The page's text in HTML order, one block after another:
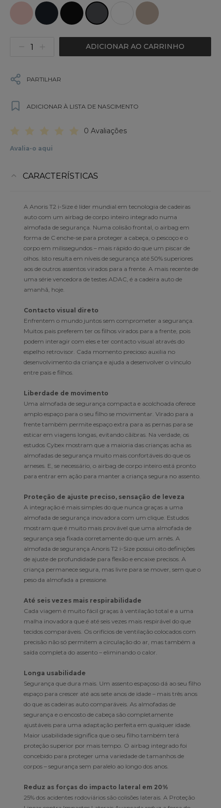
ADICIONAR AO CARRINHO
PARTILHAR
ADICIONAR À LISTA DE NASCIMENTO
0 Avaliações
Avalia-o aqui
CARACTERÍSTICAS
A Anoris T2 i-Size é líder mundial em tecnologia de cadeiras
auto com um airbag de corpo inteiro integrado numa
almofada de segurança. Numa colisão frontal, o airbag em
forma de C enche-se para proteger a cabeça, o pescoço e o
corpo em milissegundos – mais rápido do que um piscar de
olhos. Isto resulta em níveis de segurança até 50% superiores
aos de outros assentos virados para a frente. A mais recente de
uma série vencedora de testes ADAC, é a cadeira auto de
amanhã, hoje.
Contacto visual direto
Enfrentem o mundo juntos sem comprometer a segurança.
Muitos pais preferem ter os filhos virados para a frente, pois
podem interagir com eles e ter contacto visual através do
espelho retrovisor. Cada momento precioso auxilia no
desenvolvimento da criança e ajuda a desenvolver o vínculo
entre pais e filhos.
Liberdade de movimento
Uma almofada de segurança compacta e acolchoada oferece
amplo espaço para o seu filho se movimentar. Virado para a
frente também permite espaço extra para as pernas para se
esticar em viagens longas, evitando cãibras. Na verdade, os
estudos Cybex mostram que a maioria das crianças acha as
almofadas de segurança muito mais confortáveis do que os
arneses. E, se necessário, o airbag de corpo inteiro está pronto
para entrar em ação para manter a criança segura no assento.
Proteção de ajuste preciso, sensação de leveza
A integração é mais simples do que nunca graças a uma
almofada de segurança inovadora com um clique. Estudos
mostram que é muito mais provável que uma almofada de
segurança seja fixada corretamente do que um arnês. A
almofada de segurança Anoris T2 i-Size possui oito definições
de ajuste de profundidade para flexão e encaixe precisos. A
criança permanece segura, mas livre para se mover, sem que o
peso da almofada a pressione.
Até seis vezes mais respirabilidade
Cada viagem é muito fácil graças à ventilação total e a uma
malha inovadora que é até seis vezes mais respirável do que
tecidos comparáveis. Os orifícios de ventilação colocados com
precisão não só permitem a circulação do ar, mas também a
saída completa do assento – eliminando o calor.
Longa usabilidade
Segurança que dura mais. Um assento espaçoso dá ao seu filho
espaço para crescer até aos sete anos de idade – mais três anos
do que as cadeiras auto comparáveis. As almofadas de
segurança e o encosto de cabeça são completamente
ajustáveis para uma adaptação perfeita em qualquer idade.
Maior usabilidade significa que o seu filho também terá
proteção superior por mais tempo. O airbag integrado foi
concebido para proteger uma variedade de tamanhos de
corpos – segurança sem paralelo ao longo dos anos.
Reduz as forças do impacto lateral em 20%
25% dos acidentes rodoviários são colisões laterais. A Proteção